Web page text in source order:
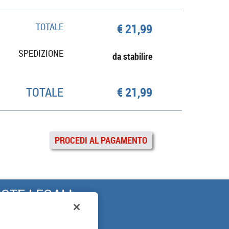
TOTALE € 21,99
SPEDIZIONE da stabilire
TOTALE € 21,99
PROCEDI AL PAGAMENTO
LEGALI